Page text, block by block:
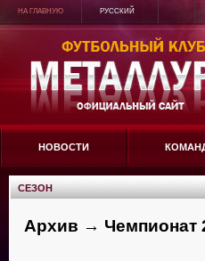
НА ГЛАВНУЮ РУССКИЙ
НОВОСТИ
СЕЗОН
Архив → Чемпионат